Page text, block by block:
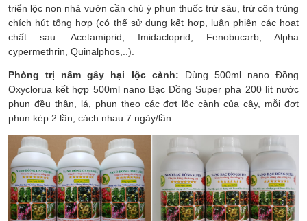
triển lộc non nhà vườn cần chú ý phun thuốc trừ sâu, trừ côn trùng
chích hút tổng hợp (có thể sử dụng kết hợp, luân phiên các hoạt
chất sau: Acetamiprid, Imidacloprid, Fenobucarb, Alpha
cypermethrin, Quinalphos,..).
Phòng trị nấm gây hại lộc cành: Dùng 500ml nano Đồng
Oxyclorua kết hợp 500ml nano Bạc Đồng Super pha 200 lít nước
phun đều thân, lá, phun theo các đợt lộc cành của cây, mỗi đợt
phun kép 2 lần, cách nhau 7 ngày/lần.